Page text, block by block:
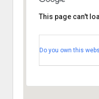
Esclerosis
Segovia
This page can't
Do you own this